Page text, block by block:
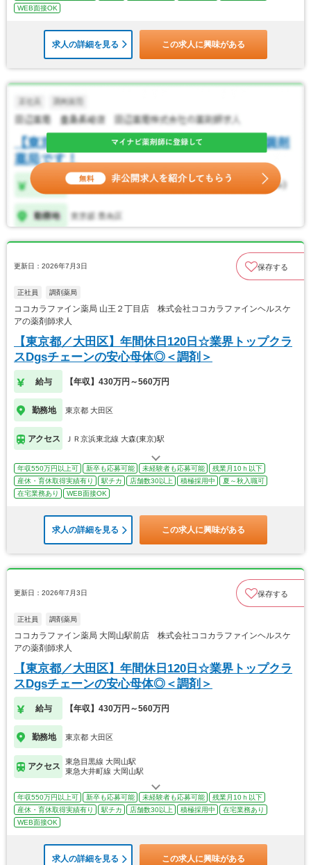
WEB面接OK
求人の詳細を見る この求人に興味がある
更新日：2026年7月3日 保存する
正社員 調剤薬局
ココカラファイン薬局 山王２丁目店 株式会社ココカラファインヘルスケ
アの薬剤師求人
【東京都／大田区】年間休日120日☆業界トップクラ
スDgsチェーンの安心母体◎＜調剤＞
給与 【年収】430万円～560万円
勤務地 東京都 大田区
アクセス ＪＲ京浜東北線 大森(東京)駅
年収550万円以上可 新卒も応募可能 未経験者も応募可能
残業月10ｈ以下
産休・育休取得実績有り
駅チカ 店舗数30以上 積極採用中
夏～秋入職可
在宅業務あり
WEB面接OK
求人の詳細を見る この求人に興味がある
更新日：2026年7月3日 保存する
正社員 調剤薬局
ココカラファイン薬局 大岡山駅前店 株式会社ココカラファインヘルスケ
アの薬剤師求人
【東京都／大田区】年間休日120日☆業界トップクラ
スDgsチェーンの安心母体◎＜調剤＞
給与 【年収】430万円～560万円
勤務地 東京都 大田区
アクセス
東急目黒線 大岡山駅
東急大井町線 大岡山駅
年収550万円以上可 新卒も応募可能 未経験者も応募可能
残業月10ｈ以下
産休・育休取得実績有り
駅チカ 店舗数30以上 積極採用中
在宅業務あり
WEB面接OK
求人の詳細を見る この求人に興味がある